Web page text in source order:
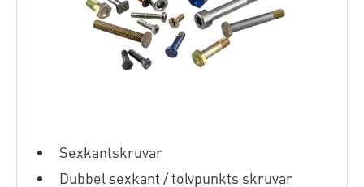
Sexkantskruvar
Dubbel sexkant / tolvpunkts skruvar